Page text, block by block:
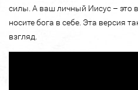
силы. А ваш личный Иисус – это
носите бога в себе. Эта версия
взгляд.